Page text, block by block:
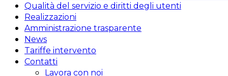
Qualità del servizio e diritti degli utenti
Realizzazioni
Amministrazione trasparente
News
Tariffe intervento
Contatti
Lavora con noi